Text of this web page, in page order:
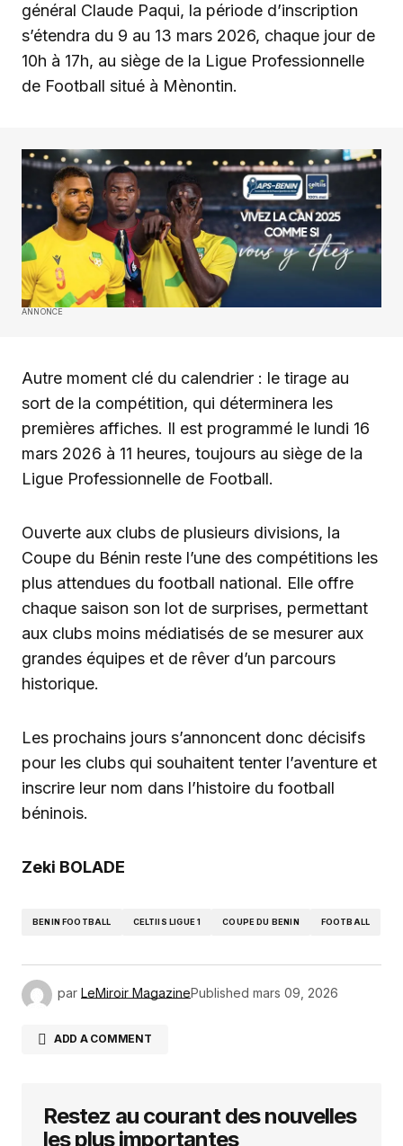
général Claude Paqui, la période d’inscription
s’étendra du 9 au 13 mars 2026, chaque jour de
10h à 17h, au siège de la Ligue Professionnelle
de Football situé à Mènontin.
ANNONCE
Autre moment clé du calendrier : le tirage au
sort de la compétition, qui déterminera les
premières affiches. Il est programmé le lundi 16
mars 2026 à 11 heures, toujours au siège de la
Ligue Professionnelle de Football.
Ouverte aux clubs de plusieurs divisions, la
Coupe du Bénin reste l’une des compétitions les
plus attendues du football national. Elle offre
chaque saison son lot de surprises, permettant
aux clubs moins médiatisés de se mesurer aux
grandes équipes et de rêver d’un parcours
historique.
Les prochains jours s’annoncent donc décisifs
pour les clubs qui souhaitent tenter l’aventure et
inscrire leur nom dans l’histoire du football
béninois.
Zeki BOLADE
BENIN FOOTBALL CELTIIS LIGUE 1 COUPE DU BENIN FOOTBALL
par LeMiroir MagazinePublished mars 09, 2026
ADD A COMMENT
Votre adresse e-mail ne sera pas publiée. Les
champs obligatoires sont indiqués avec
Restez au courant des nouvelles
les plus importantes